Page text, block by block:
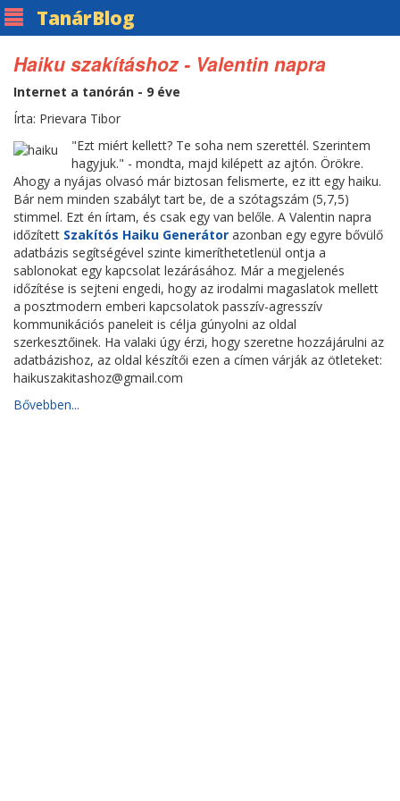
TanárBlog
Haiku szakításhoz - Valentin napra
Internet a tanórán - 9 éve
Írta: Prievara Tibor
"Ezt miért kellett? Te soha nem szerettél. Szerintem
hagyjuk." - mondta, majd kilépett az ajtón. Örökre.
Ahogy a nyájas olvasó már biztosan felismerte, ez itt egy haiku.
Bár nem minden szabályt tart be, de a szótagszám (5,7,5)
stimmel. Ezt én írtam, és csak egy van belőle. A Valentin napra
időzített Szakítós Haiku Generátor azonban egy egyre bővülő
adatbázis segítségével szinte kimeríthetetlenül ontja a
sablonokat egy kapcsolat lezárásához. Már a megjelenés
időzítése is sejteni engedi, hogy az irodalmi magaslatok mellett
a posztmodern emberi kapcsolatok passzív-agresszív
kommunikációs paneleit is célja gúnyolni az oldal
szerkesztőinek. Ha valaki úgy érzi, hogy szeretne hozzájárulni az
adatbázishoz, az oldal készítői ezen a címen várják az ötleteket:
haikuszakitashoz@gmail.com
Bővebben...